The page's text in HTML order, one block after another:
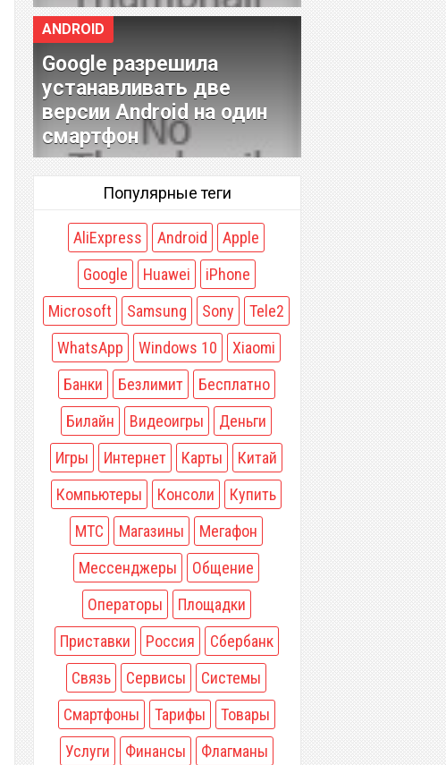
ANDROID
Google разрешила
устанавливать две
версии Android на один
смартфон
Популярные теги
AliExpress Android
Apple
Google
Huawei
iPhone
Microsoft
Samsung Sony
Tele2
WhatsApp
Windows 10
Xiaomi
Банки
Безлимит
Бесплатно
Билайн
Видеоигры
Деньги
Игры
Интернет Карты
Китай
Компьютеры
Консоли
Купить
МТС
Магазины
Мегафон
Мессенджеры
Общение
Операторы
Площадки
Приставки
Россия
Сбербанк
Связь
Сервисы
Системы
Смартфоны
Тарифы
Товары
Услуги
Финансы Флагманы